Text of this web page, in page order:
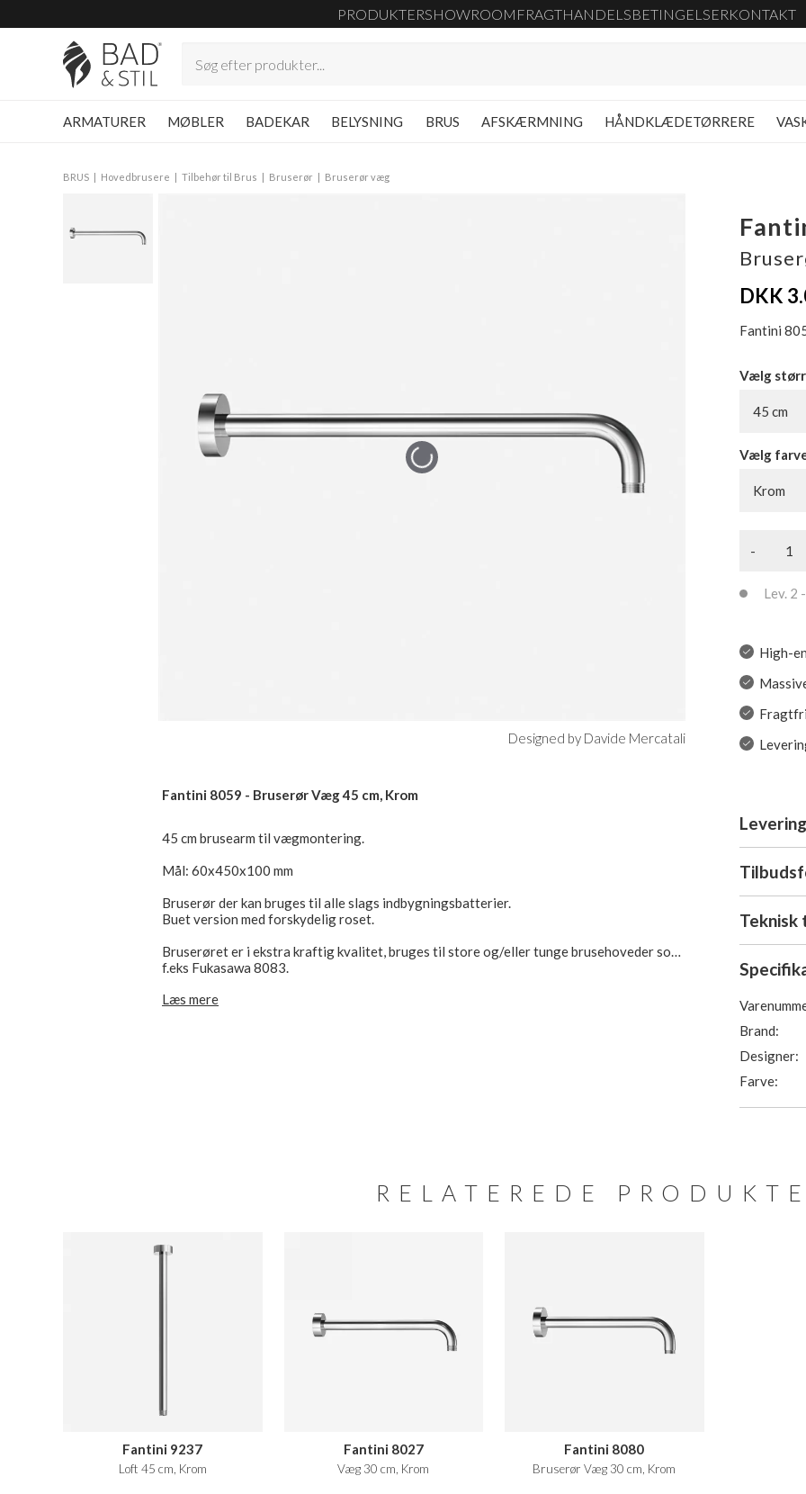
PRODUKTERSHOWROOM FRAGTHANDELSBETINGELSERKONTAKT
ARMATURER MØBLER BADEKAR BELYSNING BRUS AFSKÆRMNING HÅNDKLÆDETØRRERE
BRUS Hovedbrusere Tilbehør til Brus Bruserør Bruserør væg
Designed by Davide Mercatali
Fantini 8059 - Bruserør Væg 45 cm, Krom
45 cm brusearm til vægmontering.
Mål: 60x450x100 mm
Bruserør der kan bruges til alle slags indbygningsbatterier.
Buet version med forskydelig roset.
Bruserøret er i ekstra kraftig kvalitet, bruges til store og/eller tunge brusehoveder som
f.eks Fukasawa 8083.
Diameter vægroset; Ø60 mm
Læs mere
DKK
Fantini
Vælg
45 cm
Vælg
Krom
-
Lev. 2
High-
Teknisk
Brand:
Designer:
Farve:
RELATEREDE
Fantini 9237
Loft 45 cm, Krom
Fantini 8027
Væg 30 cm, Krom
Fantini 8080
Bruserør Væg 30 cm, Krom